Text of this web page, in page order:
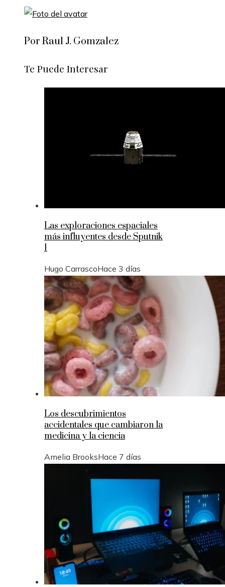
Por Raul J. Gomzalez
Te Puede Interesar
Las exploraciones espaciales
más influyentes desde Sputnik
1
Hugo CarrascoHace 3 días
Los descubrimientos
accidentales que cambiaron la
medicina y la ciencia
Amelia BrooksHace 7 días